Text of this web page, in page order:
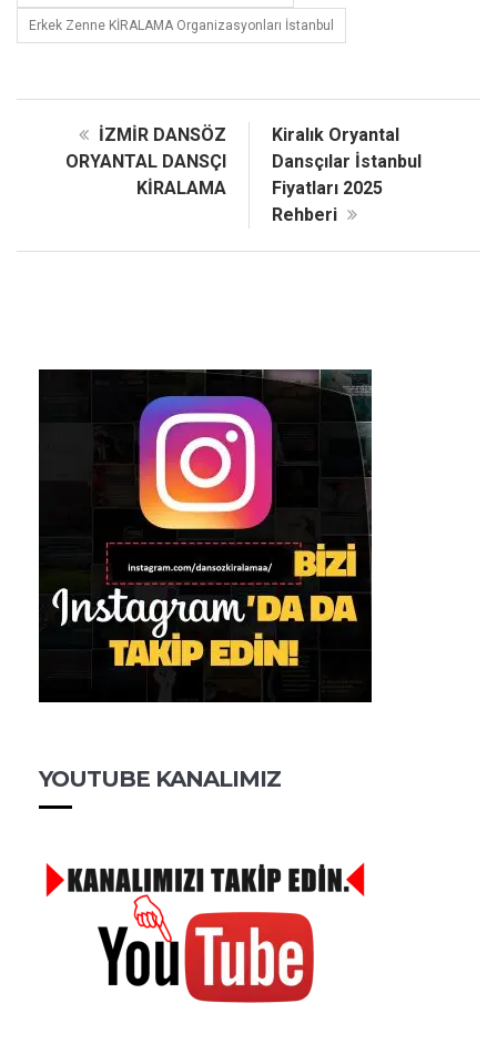
Erkek Zenne KİRALAMA Organizasyonları İstanbul
İZMİR DANSÖZ
ORYANTAL DANSÇI
KİRALAMA
Kiralık Oryantal
Dansçılar İstanbul
Fiyatları 2025
Rehberi
YOUTUBE KANALIMIZ